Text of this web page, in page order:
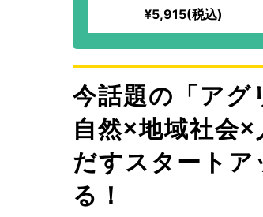
¥5,915(税込)
今話題の「アグ
自然×地域社会
だすスタートア
る！